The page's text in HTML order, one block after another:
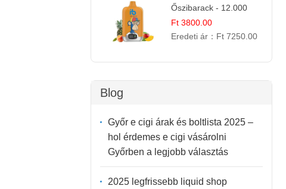
Őszibarack - 12.000
Slukkos eldobható e-
Cigaretta
Ft 3800.00
Eredeti ár： Ft 7250.00
Blog
Győr e cigi árak és boltlista 2025 –
hol érdemes e cigi vásárolni
Győrben a legjobb választás
2025 legfrissebb liquid shop